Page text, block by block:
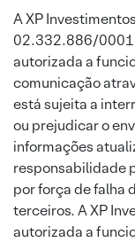
A XP
02.332.886/
autorizada a
comunicação
está sujeita a
ou prejudicar o
informações
responsabilidade
por força de falha
terceiros. A XP
autorizada a